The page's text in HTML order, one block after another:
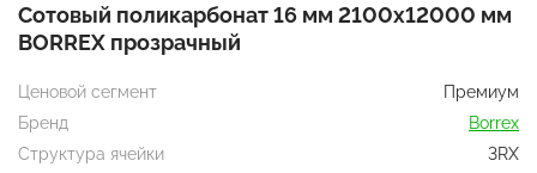
Сотовый поликарбонат 16 мм 2100х12000 мм
BORREX прозрачный
Ценовой сегмент
Премиум
Бренд
Borrex
Структура ячейки
3RX